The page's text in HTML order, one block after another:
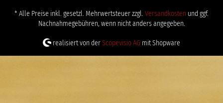
* Alle Preise inkl. gesetzl. Mehrwertsteuer zzgl. Versandkosten und ggf.
Nachnahmegebühren, wenn nicht anders angegeben.
realisiert von derScopevisio AG mit Shopware